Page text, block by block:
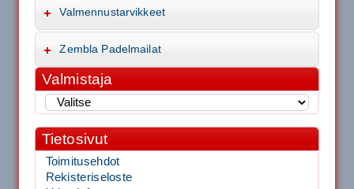
Valmennustarvikkeet
Zembla Padelmailat
Valmistaja
Tietosivut
Toimitusehdot
Rekisteriseloste